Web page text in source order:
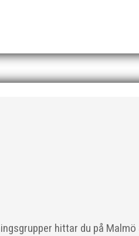
hittar du på Malmö
väntan och ett härligt gäng